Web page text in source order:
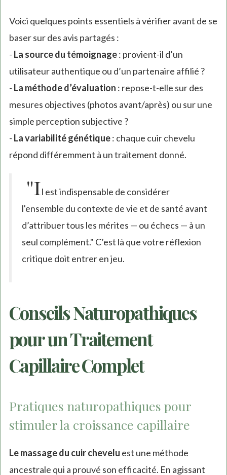
Voici quelques points essentiels à vérifier avant de se
baser sur des avis partagés :
- La source du témoignage: provient-il d’un
utilisateur authentique ou d’un partenaire affilié ?
- La méthode d’évaluation : repose-t-elle sur des
mesures objectives (photos avant/après) ou sur une
simple perception subjective ?
- La variabilité génétique: chaque cuir chevelu
répond différemment à un traitement donné.
"Il est indispensable de considérer
l'ensemble du contexte de vie et de santé avant
d’attribuer tous les mérites — ou échecs — à un
seul complément." C’est là que votre réflexion
critique doit entrer en jeu.
Conseils Naturopathiques
pour un Traitement
Capillaire Complet
Pratiques naturopathiques pour
stimuler la croissance capillaire
Le massage du cuir chevelu est une méthode
ancestrale qui a prouvé son efficacité. En agissant